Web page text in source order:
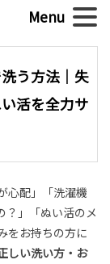
う方法｜失
活を全力サ
心配」「洗濯機
？」「ぬい活のメ
をお持ちの方に
しい洗い方・お